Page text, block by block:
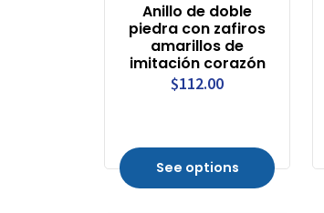
Anillo de doble
piedra con zafiros
amarillos de
imitación corazón
$112.00
See options